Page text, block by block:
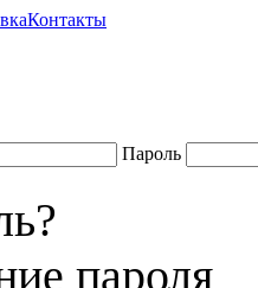
Контакты
Пароль
пароля